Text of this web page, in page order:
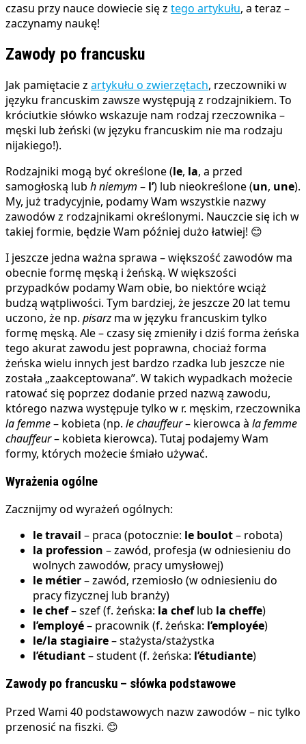
czasu przy nauce dowiecie się z tego artykułu, a teraz –
zaczynamy naukę!
Zawody po francusku
Jak pamiętacie z artykułu o zwierzętach, rzeczowniki w
języku francuskim zawsze występują z rodzajnikiem. To
króciutkie słówko wskazuje nam rodzaj rzeczownika –
męski lub żeński (w języku francuskim nie ma rodzaju
nijakiego!).
Rodzajniki mogą być określone (le, la, a przed
samogłoską lub h niemym – l’) lub nieokreślone (un, une).
My, już tradycyjnie, podamy Wam wszystkie nazwy
zawodów z rodzajnikami określonymi. Nauczcie się ich w
takiej formie, będzie Wam później dużo łatwiej! 😊
I jeszcze jedna ważna sprawa – większość zawodów ma
obecnie formę męską i żeńską. W większości
przypadków podamy Wam obie, bo niektóre wciąż
budzą wątpliwości. Tym bardziej, że jeszcze 20 lat temu
uczono, że np. pisarz ma w języku francuskim tylko
formę męską. Ale – czasy się zmieniły i dziś forma żeńska
tego akurat zawodu jest poprawna, chociaż forma
żeńska wielu innych jest bardzo rzadka lub jeszcze nie
została „zaakceptowana”. W takich wypadkach możecie
ratować się poprzez dodanie przed nazwą zawodu,
którego nazwa występuje tylko w r. męskim, rzeczownika
la femme– kobieta (np. le chauffeur– kierowca à la femme
chauffeur– kobieta kierowca). Tutaj podajemy Wam
formy, których możecie śmiało używać.
Wyrażenia ogólne
Zacznijmy od wyrażeń ogólnych:
le travail – praca (potocznie: le boulot– robota)
la profession – zawód, profesja (w odniesieniu do
wolnych zawodów, pracy umysłowej)
le métier– zawód, rzemiosło (w odniesieniu do
pracy fizycznej lub branży)
le chef– szef (f. żeńska: la cheflub la cheffe)
l’employé– pracownik (f. żeńska: l’employée)
le/la stagiaire–stażysta/stażystka
l’étudiant–student (f. żeńska: l’étudiante)
Zawody po francusku – słówka podstawowe
Przed Wami 40 podstawowych nazw zawodów – nic tylko
przenosić na fiszki. 😊